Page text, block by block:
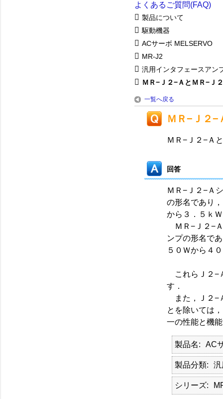
よくあるご質問(FAQ)
製品について
駆動機器
ACサーボ MELSERVO
MR-J2
汎用インタフェースアン
ＭＲ−Ｊ２−ＡとＭＲ−Ｊ
一覧へ戻る
ＭＲ−Ｊ２−
ＭＲ−Ｊ２−Ａ
回答
ＭＲ−Ｊ２−Ａ
の形名であり
から３．５ｋ
ＭＲ−Ｊ２−Ａ
ンプの形名で
５０Ｗから４
これらＪ２−
す．
また，Ｊ２−
とを除いては
一の性能と機
製品名 AC
製品分類 汎
シリーズ